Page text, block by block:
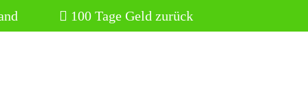
100 Tage Geld zurück